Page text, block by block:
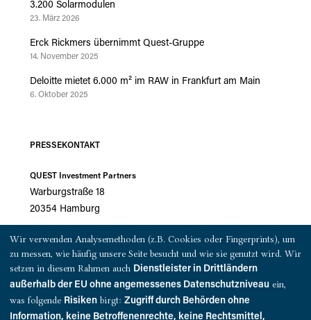
3.200 Solarmodulen
23. März 2026
Erck Rickmers übernimmt Quest-Gruppe
14. November 2025
Deloitte mietet 6.000 m² im RAW in Frankfurt am Main
6. Oktober 2025
PRESSEKONTAKT
QUEST Investment Partners
Warburgstraße 18
20354 Hamburg
presse@quest-investment.com
T: +49 (0)40 607 734 50
Wir verwenden Analysemethoden (z.B. Cookies oder Fingerprints), um
zu messen, wie häufig unsere Seite besucht und wie sie genutzt wird. Wir
setzen in diesem Rahmen auch Dienstleister in Drittländern
außerhalb der EU ohne angemessenes Datenschutzniveau ein,
was folgende Risiken birgt: Zugriff durch Behörden ohne
Information, keine Betroffenenrechte, keine Rechtsmittel,